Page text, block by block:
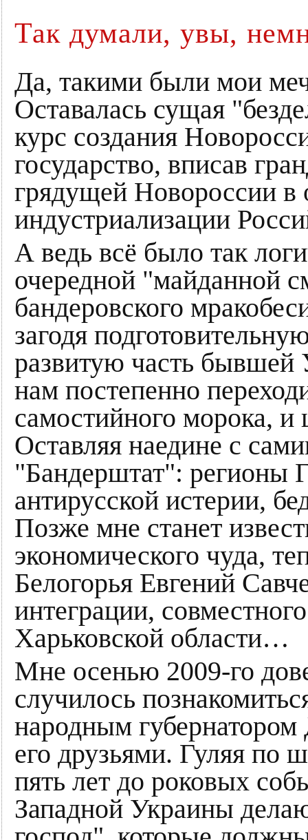
Так думали, увы,
Да, такими были мои
Оставалась сущая
курс создания
государство, вписав
грядущей Новороссии в
индустриализации
А ведь всё было так
очередной "майданной
бандеровского
загодя
развитую часть бывшей
нам постепенно
самостийного морока,
Оставляя наедине с
"Бандерштат": регионы
антирусской истерии,
Позже мне станет
экономического чуда,
Белогорья Евгений
интеграции,
Харьковской области…
Мне осенью 2009-го
случилось
народным
его друзьями. Гуляя по
пять лет до роковых
Западной Украины